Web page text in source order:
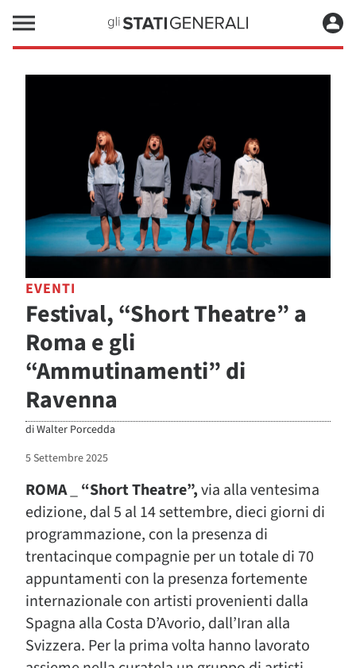
EVENTI
Festival, “Short Theatre” a
Roma e gli
“Ammutinamenti” di
Ravenna
diWalter Porcedda
5 Settembre 2025
ROMA_“Short Theatre”,via alla ventesima
edizione, dal 5 al 14 settembre, dieci giorni di
programmazione, con la presenza di
trentacinque compagnie per un totale di 70
appuntamenti con la presenza fortemente
internazionale con artisti provenienti dalla
Spagna alla Costa D’Avorio, dall’Iran alla
Svizzera. Per la prima volta hanno lavorato